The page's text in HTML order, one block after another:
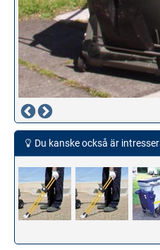
Du kanske också är